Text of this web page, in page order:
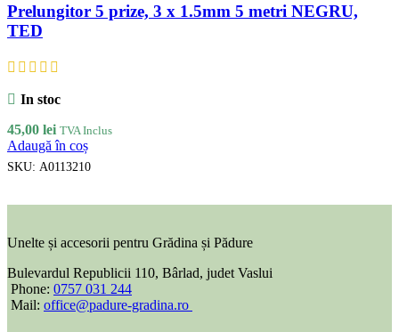
Prelungitor 5 prize, 3 x 1.5mm 5 metri NEGRU,
TED
In stoc
45,00 lei TVA Inclus
Adaugă în coș
SKU: A0113210
Unelte și accesorii pentru Grădina și Pădure
Bulevardul Republicii 110, Bârlad, judet Vaslui
Phone: 0757 031 244
Mail: office@padure-gradina.ro